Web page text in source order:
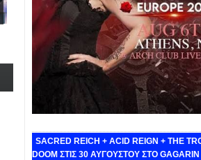
SACRED REICH + ACID REIGN + THE
DOOM ΣΤΙΣ 30 ΑΥΓΟΥΣΤΟΥ ΣΤΟ GAGARIN